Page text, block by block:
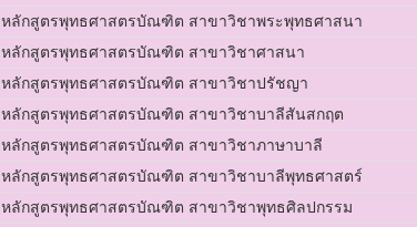
หลักสูตรพุทธศาสตรบัณฑิต สาขาวิชาพระพุทธศาสนา
หลักสูตรพุทธศาสตรบัณฑิต สาขาวิชาศาสนา
หลักสูตรพุทธศาสตรบัณฑิต สาขาวิชาปรัชญา
หลักสูตรพุทธศาสตรบัณฑิต สาขาวิชาบาลีสันสกฤต
หลักสูตรพุทธศาสตรบัณฑิต สาขาวิชาภาษาบาลี
หลักสูตรพุทธศาสตรบัณฑิต สาขาวิชาบาลีพุทธศาสตร์
หลักสูตรพุทธศาสตรบัณฑิต สาขาวิชาพุทธศิลปกรรม